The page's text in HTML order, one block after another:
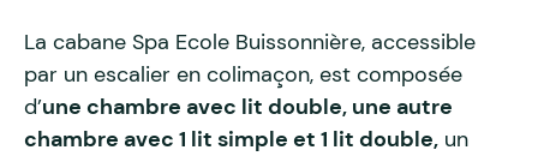
La cabane Spa Ecole Buissonnière, accessible
par un escalier en colimaçon, est composée
d’une chambre avec lit double, une autre
chambre avec 1 lit simple et 1 lit double, un